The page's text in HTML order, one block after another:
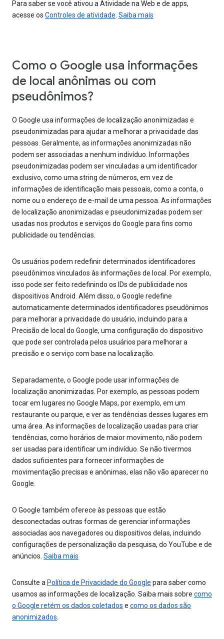
Para saber se você ativou a Atividade na Web e de apps,
acesse os Controles de atividade. Saiba mais
Como o Google usa informações
de local anônimas ou com
pseudônimos?
O Google usa informações de localização anonimizadas e
pseudonimizadas para ajudar a melhorar a privacidade das
pessoas. Geralmente, as informações anonimizadas não
podem ser associadas a nenhum indivíduo. Informações
pseudonimizadas podem ser vinculadas a um identificador
exclusivo, como uma string de números, em vez de
informações de identificação mais pessoais, como a conta, o
nome ou o endereço de e-mail de uma pessoa. As informações
de localização anonimizadas e pseudonimizadas podem ser
usadas nos produtos e serviços do Google para fins como
publicidade ou tendências.
Os usuários podem redefinir determinados identificadores
pseudônimos vinculados às informações de local. Por exemplo,
isso pode ser feito redefinindo os IDs de publicidade nos
dispositivos Android. Além disso, o Google redefine
automaticamente determinados identificadores pseudônimos
para melhorar a privacidade do usuário, incluindo para a
Precisão de local do Google, uma configuração do dispositivo
que pode ser controlada pelos usuários para melhorar a
precisão e o serviço com base na localização.
Separadamente, o Google pode usar informações de
localização anonimizadas. Por exemplo, as pessoas podem
tocar em lugares no Google Maps, por exemplo, em um
restaurante ou parque, e ver as tendências desses lugares em
uma área. As informações de localização usadas para criar
tendências, como horários de maior movimento, não podem
ser usadas para identificar um indivíduo. Se não tivermos
dados suficientes para fornecer informações de
movimentação precisas e anônimas, elas não vão aparecer no
Google.
O Google também oferece às pessoas que estão
desconectadas outras formas de gerenciar informações
associadas aos navegadores ou dispositivos delas, incluindo
configurações de personalização da pesquisa, do YouTube e de
anúncios. Saiba mais
Consulte a Política de Privacidade do Google para saber como
usamos as informações de localização. Saiba mais sobre como
o Google retém os dados coletados e como os dados são
anonimizados.